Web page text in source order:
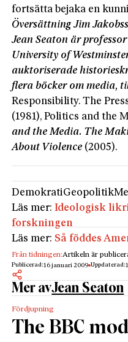
fortsätta bejaka en
Översättning Jim
Jean Seaton är
University of
auktoriserade
flera böcker om media,
Responsibility. The
(1981), Politics and the
and the Media. The
About Violence (2005).
DemokratiGeopolitik
Läs mer:Ideologisk
forskningen
Läs mer: Så föddes
Från tidningen:Artikeln är
Publicerad:16 januari 2009 Uppdaterad:
Mer avJean Seaton
Fördjupning
The BBC